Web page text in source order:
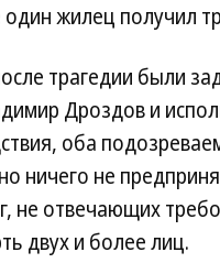
один жилец получил
трагедии были
Дроздов и
оба
ничего не
не отвечающих
двух и более лиц.